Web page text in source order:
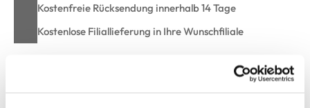
Kostenfreie Rücksendung innerhalb 14 Tage
Kostenlose Filiallieferung in Ihre Wunschfiliale